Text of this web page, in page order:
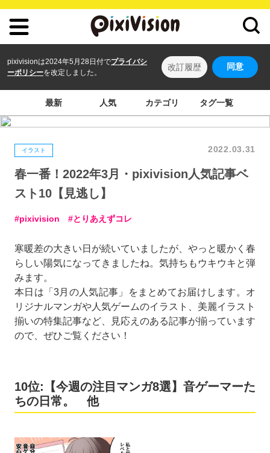
pixivisionは2024年5月28日付でプライバシ
ーポリシーを改定しました。
改訂履歴 同意
最新 人気 カテゴリ タグ一覧
イラスト 2022.03.31
春一番！2022年3月・pixivision人気記事ベ
スト10【見逃し】
pixivision とりあえずコレ
寒暖差の大きい日が続いていましたが、やっと暖かく春
らしい陽気になってきましたね。気持ちもウキウキと弾
みます。
本日は「3月の人気記事」をまとめてお届けします。オ
リジナルマンガや人気ゲームのイラスト、美麗イラスト
揃いの特集記事など、見応えのある記事が揃っています
ので、ぜひご覧ください！
10位:【今週の注目マンガ8選】音ゲーマーた
ちの日常。 他